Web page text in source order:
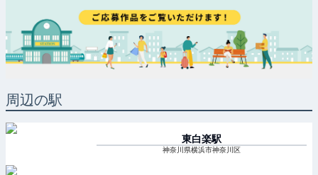
周辺の駅
東白楽駅
神奈川県横浜市神奈川区